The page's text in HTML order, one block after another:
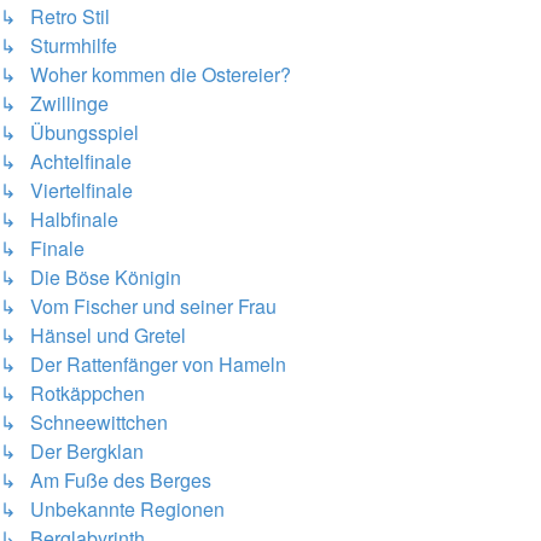
↳ Retro Stil
↳ Sturmhilfe
↳ Woher kommen die Ostereier?
↳ Zwillinge
↳ Übungsspiel
↳ Achtelfinale
↳ Viertelfinale
↳ Halbfinale
↳ Finale
↳ Die Böse Königin
↳ Vom Fischer und seiner Frau
↳ Hänsel und Gretel
↳ Der Rattenfänger von Hameln
↳ Rotkäppchen
↳ Schneewittchen
↳ Der Bergklan
↳ Am Fuße des Berges
↳ Unbekannte Regionen